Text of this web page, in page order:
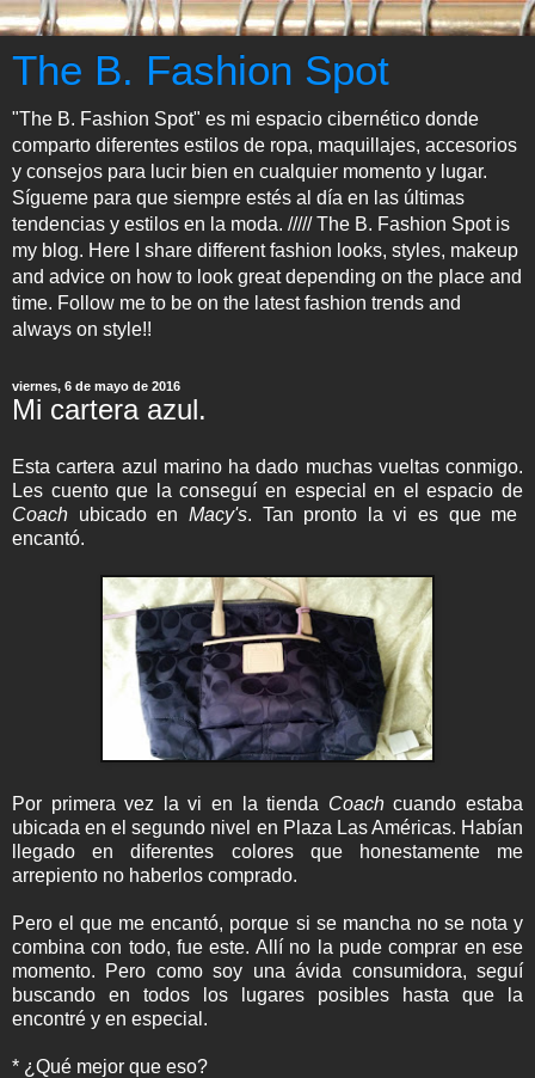
The B. Fashion Spot
"The B. Fashion Spot" es mi espacio cibernético donde
comparto diferentes estilos de ropa, maquillajes, accesorios
y consejos para lucir bien en cualquier momento y lugar.
Sígueme para que siempre estés al día en las últimas
tendencias y estilos en la moda. ///// The B. Fashion Spot is
my blog. Here I share different fashion looks, styles, makeup
and advice on how to look great depending on the place and
time. Follow me to be on the latest fashion trends and
always on style!!
viernes, 6 de mayo de 2016
Mi cartera azul.
Esta cartera azul marino ha dado muchas vueltas conmigo.
Les cuento que la conseguí en especial en el espacio de
Coach ubicado en Macy's. Tan pronto la vi es que me
encantó.
Por primera vez la vi en la tienda Coachcuando estaba
ubicada en el segundo nivel en Plaza Las Américas. Habían
llegado en diferentes colores que honestamente me
arrepiento no haberlos comprado.
Pero el que me encantó, porque si se mancha no se nota y
combina con todo, fue este. Allí no la pude comprar en ese
momento. Pero como soy una ávida consumidora, seguí
buscando en todos los lugares posibles hasta que la
encontré y en especial.
* ¿Qué mejor que eso?